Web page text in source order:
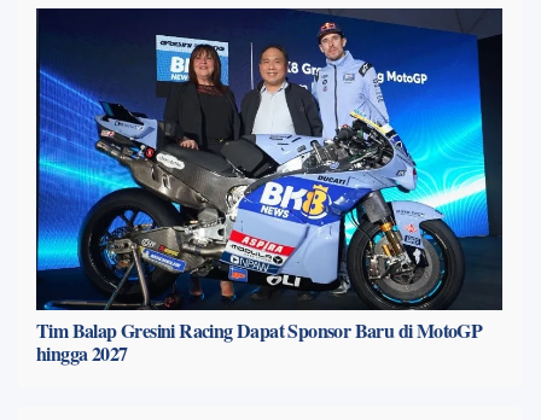
Tim Balap Gresini Racing Dapat Sponsor Baru di MotoGP
hingga 2027